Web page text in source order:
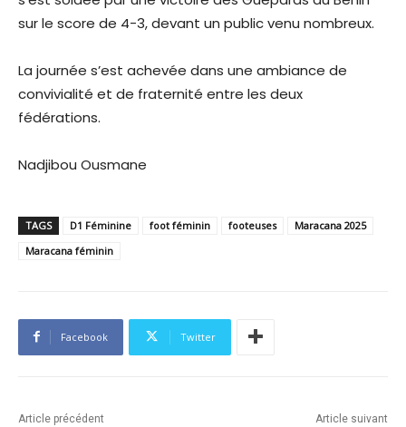
sur le score de 4-3, devant un public venu nombreux.
La journée s’est achevée dans une ambiance de
convivialité et de fraternité entre les deux
fédérations.
Nadjibou Ousmane
TAGS D1 Féminine foot féminin footeuses
Maracana 2025
Maracana féminin
Facebook Twitter
Article précédent Article suivant